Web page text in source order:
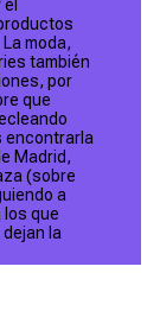
moda,
también
por
que
encontrarla
Madrid,
(sobre
a
que
dejan la